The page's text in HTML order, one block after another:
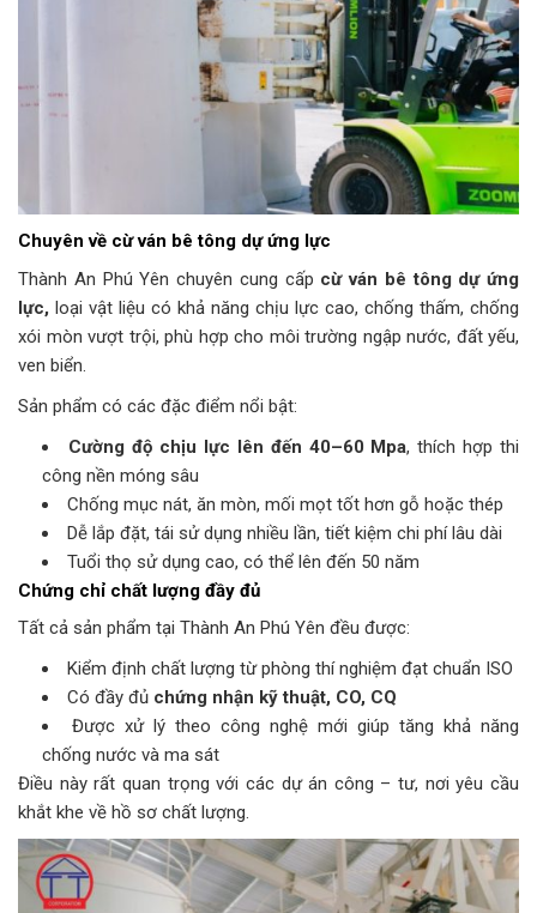
Chuyên về cừ ván bê tông dự ứng lực
Thành An Phú Yên chuyên cung cấp cừ ván bê tông dự ứng
lực, loại vật liệu có khả năng chịu lực cao, chống thấm, chống
xói mòn vượt trội, phù hợp cho môi trường ngập nước, đất yếu,
ven biển.
Sản phẩm có các đặc điểm nổi bật:
Cường độ chịu lực lên đến 40–60 Mpa, thích hợp thi
công nền móng sâu
Chống mục nát, ăn mòn, mối mọt tốt hơn gỗ hoặc thép
Dễ lắp đặt, tái sử dụng nhiều lần, tiết kiệm chi phí lâu dài
Tuổi thọ sử dụng cao, có thể lên đến 50 năm
Chứng chỉ chất lượng đầy đủ
Tất cả sản phẩm tại Thành An Phú Yên đều được:
Kiểm định chất lượng từ phòng thí nghiệm đạt chuẩn ISO
Có đầy đủ chứng nhận kỹ thuật, CO, CQ
Được xử lý theo công nghệ mới giúp tăng khả năng
chống nước và ma sát
Điều này rất quan trọng với các dự án công – tư, nơi yêu cầu
khắt khe về hồ sơ chất lượng.